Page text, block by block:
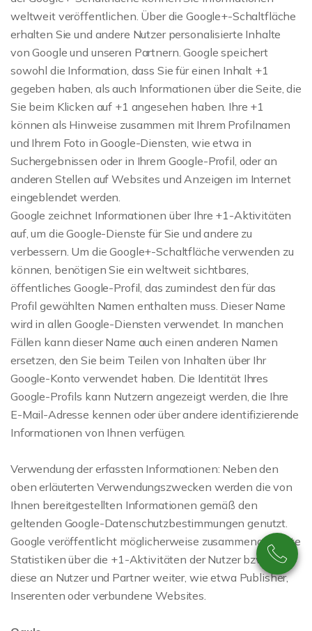
weltweit veröffentlichen. Über die Google+-Schaltfläche
erhalten Sie und andere Nutzer personalisierte Inhalte
von Google und unseren Partnern. Google speichert
sowohl die Information, dass Sie für einen Inhalt +1
gegeben haben, als auch Informationen über die Seite, die
Sie beim Klicken auf +1 angesehen haben. Ihre +1
können als Hinweise zusammen mit Ihrem Profilnamen
und Ihrem Foto in Google-Diensten, wie etwa in
Suchergebnissen oder in Ihrem Google-Profil, oder an
anderen Stellen auf Websites und Anzeigen im Internet
eingeblendet werden.
Google zeichnet Informationen über Ihre +1-Aktivitäten
auf, um die Google-Dienste für Sie und andere zu
verbessern. Um die Google+-Schaltfläche verwenden zu
können, benötigen Sie ein weltweit sichtbares,
öffentliches Google-Profil, das zumindest den für das
Profil gewählten Namen enthalten muss. Dieser Name
wird in allen Google-Diensten verwendet. In manchen
Fällen kann dieser Name auch einen anderen Namen
ersetzen, den Sie beim Teilen von Inhalten über Ihr
Google-Konto verwendet haben. Die Identität Ihres
Google-Profils kann Nutzern angezeigt werden, die Ihre
E-Mail-Adresse kennen oder über andere identifizierende
Informationen von Ihnen verfügen.
Verwendung der erfassten Informationen: Neben den
oben erläuterten Verwendungszwecken werden die von
Ihnen bereitgestellten Informationen gemäß den
geltenden Google-Datenschutzbestimmungen genutzt.
Google veröffentlicht möglicherweise zusammengefasste
Statistiken über die +1-Aktivitäten der Nutzer bzw. gibt
diese an Nutzer und Partner weiter, wie etwa Publisher,
Inserenten oder verbundene Websites.